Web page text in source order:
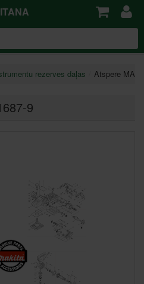
rezerves daļas Atspere
9